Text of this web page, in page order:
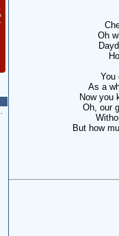
Oh
You
As a
Now you
Oh, our
But how